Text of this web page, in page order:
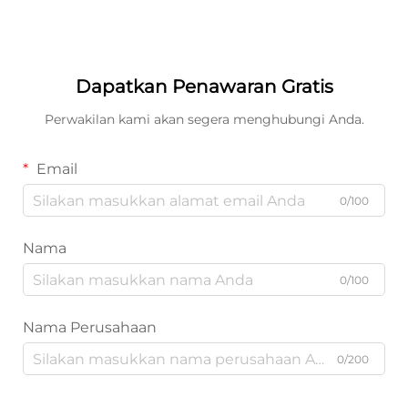
Dapatkan Penawaran Gratis
Perwakilan kami akan segera menghubungi Anda.
Email
0/100
Nama
0/100
Nama Perusahaan
0/200